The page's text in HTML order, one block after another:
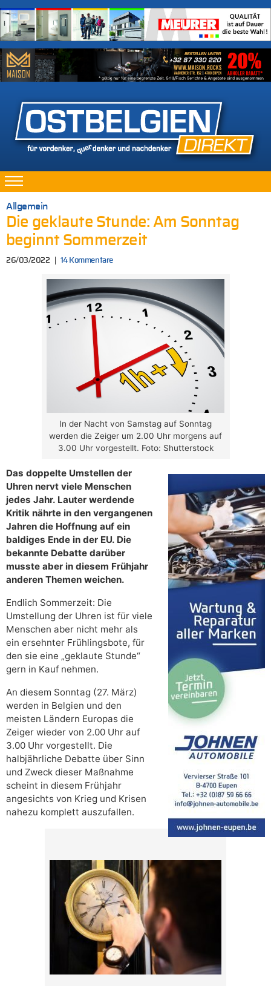
Allgemein
Die geklaute Stunde: Am Sonntag
beginnt Sommerzeit
26/03/2022 14 Kommentare
In der Nacht von Samstag auf Sonntag
werden die Zeiger um 2.00 Uhr morgens auf
3.00 Uhr vorgestellt. Foto: Shutterstock
Das doppelte Umstellen der
Uhren nervt viele Menschen
jedes Jahr. Lauter werdende
Kritik nährte in den vergangenen
Jahren die Hoffnung auf ein
baldiges Ende in der EU. Die
bekannte Debatte darüber
musste aber in diesem Frühjahr
anderen Themen weichen.
Endlich Sommerzeit: Die
Umstellung der Uhren ist für viele
Menschen aber nicht mehr als
ein ersehnter Frühlingsbote, für
den sie eine „geklaute Stunde“
gern in Kauf nehmen.
An diesem Sonntag (27. März)
werden in Belgien und den
meisten Ländern Europas die
Zeiger wieder von 2.00 Uhr auf
3.00 Uhr vorgestellt. Die
halbjährliche Debatte über Sinn
und Zweck dieser Maßnahme
scheint in diesem Frühjahr
angesichts von Krieg und Krisen
nahezu komplett auszufallen.